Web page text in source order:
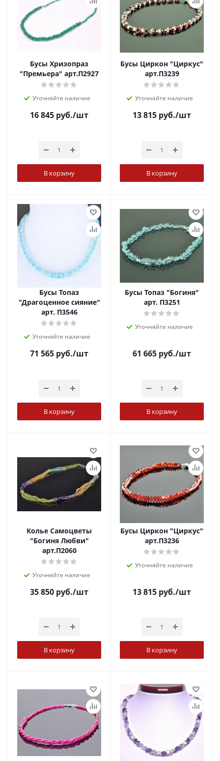
Бусы Хризопраз
"Премьера" арт.П2927
Уточняйте наличие
16 845 руб./шт
В корзину
Бусы Циркон "Циркус"
арт.П3239
Уточняйте наличие
13 815 руб./шт
В корзину
Бусы Топаз
"Драгоценное сияние"
арт. П3546
Уточняйте наличие
71 565 руб./шт
В корзину
Бусы Топаз "Богиня"
арт. П3251
Уточняйте наличие
61 665 руб./шт
В корзину
Колье Самоцветы
"Богиня Любви"
арт.П2060
Уточняйте наличие
35 850 руб./шт
В корзину
Бусы Циркон "Циркус"
арт.П3236
Уточняйте наличие
13 815 руб./шт
В корзину